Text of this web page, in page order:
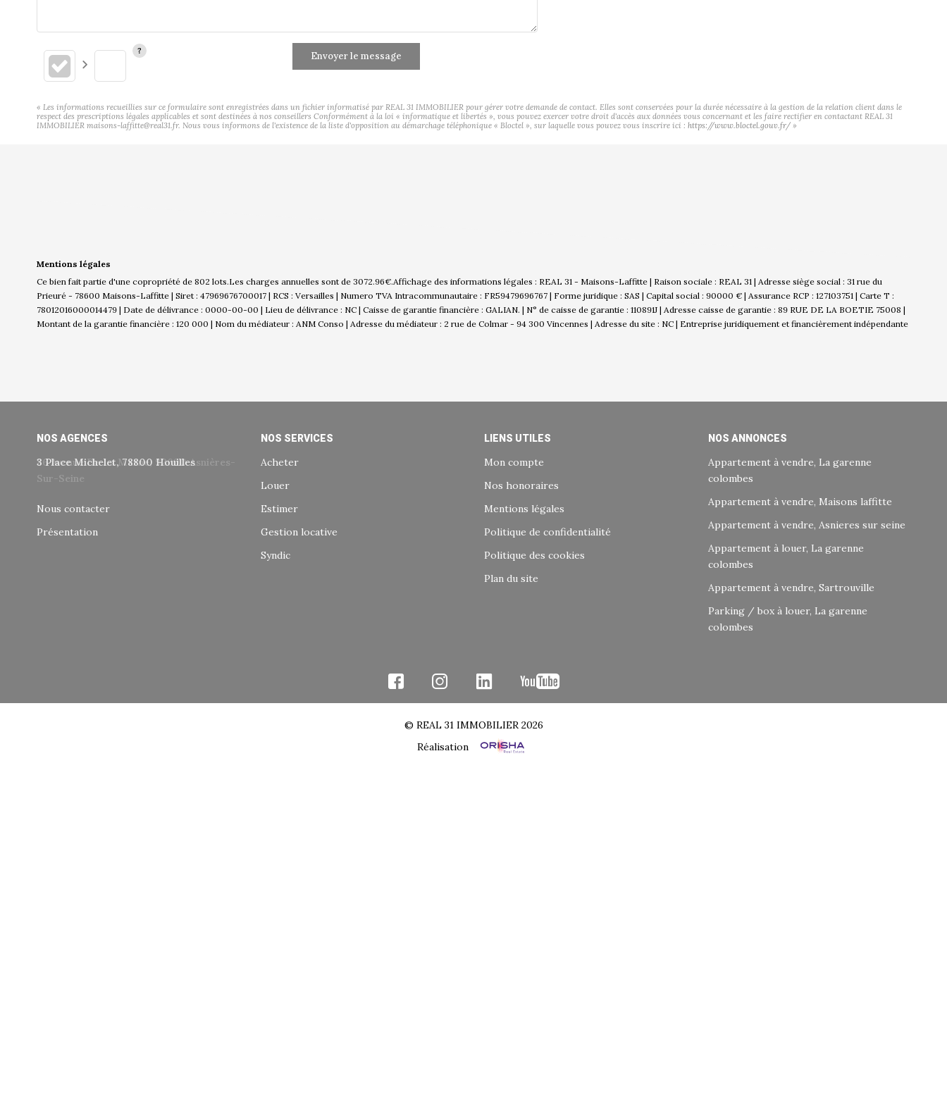
Envoyer le message
« Les informations recueillies sur ce formulaire sont enregistrées dans un fichier informatisé par REAL 31 IMMOBILIER pour gérer votre demande de contact. Elles sont conservées pour la durée nécessaire à la gestion de la relation client dans le
respect des prescriptions légales applicables et sont destinées à nos conseillers Conformément à la loi « informatique et libertés », vous pouvez exercer votre droit d'accès aux données vous concernant et les faire rectifier en contactant REAL 31
IMMOBILIER maisons-laffitte@real31.fr. Nous vous informons de l'existence de la liste d'opposition au démarchage téléphonique « Bloctel », sur laquelle vous pouvez vous inscrire ici : https://www.bloctel.gouv.fr/ »
Mentions légales
Ce bien fait partie d'une copropriété de 802 lots.Les charges annuelles sont de 3072.96€.Affichage des informations légales : REAL 31 - Maisons-Laffitte | Raison sociale : REAL 31 | Adresse siège social : 31 rue du
Prieuré - 78600 Maisons-Laffitte | Siret : 47969676700017 | RCS : Versailles | Numero TVA Intracommunautaire : FR59479696767 | Forme juridique : SAS | Capital social : 90000 € | Assurance RCP : 127103751 | Carte T :
78012016000014479 | Date de délivrance : 0000-00-00 | Lieu de délivrance : NC | Caisse de garantie financière : GALIAN. | N° de caisse de garantie : 110891J | Adresse caisse de garantie : 89 RUE DE LA BOETIE 75008 |
Montant de la garantie financière : 120 000 | Nom du médiateur : ANM Conso | Adresse du médiateur : 2 rue de Colmar - 94 300 Vincennes | Adresse du site : NC | Entreprise juridiquement et financièrement indépendante
NOS AGENCES
3 Place Michelet, 78800 Houilles
Nous contacter
Présentation
NOS SERVICES
Acheter
Louer
Estimer
Gestion locative
Syndic
LIENS UTILES
Mon compte
Nos honoraires
Mentions légales
Politique de confidentialité
Politique des cookies
Plan du site
NOS ANNONCES
Appartement à vendre, La garenne
colombes
Appartement à vendre, Maisons laffitte
Appartement à vendre, Asnieres sur seine
Appartement à louer, La garenne
colombes
Appartement à vendre, Sartrouville
Parking / box à louer, La garenne
colombes
© REAL 31 IMMOBILIER 2026
Réalisation